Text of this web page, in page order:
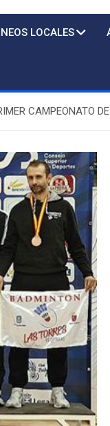
LOCALES
CAMPEONATO
Sto. Tomás/ lu. a
27 / Publicadas
27 / Periodo de